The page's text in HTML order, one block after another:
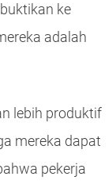
ke
adalah
lebih produktif
mereka dapat
pekerja